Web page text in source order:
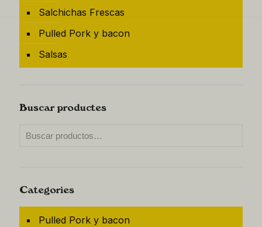
Salchichas Frescas
Pulled Pork y bacon
Salsas
Buscar productes
Categories
Pulled Pork y bacon